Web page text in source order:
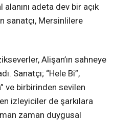
adeta dev bir açık
sanatçı, Mersinlilere
Alişan’ın sahneye
Sanatçı; “Hele Bi”,
ve birbirinden sevilen
izleyiciler de şarkılara
zaman duygusal